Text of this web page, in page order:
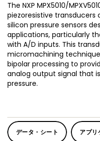
The NXP MPX5010/
piezoresistive
silicon pressure sensors
applications, particularly
with A/D inputs. This
micromachining
bipolar processing to
analog output signal that
pressure.
データ・シート アプリ